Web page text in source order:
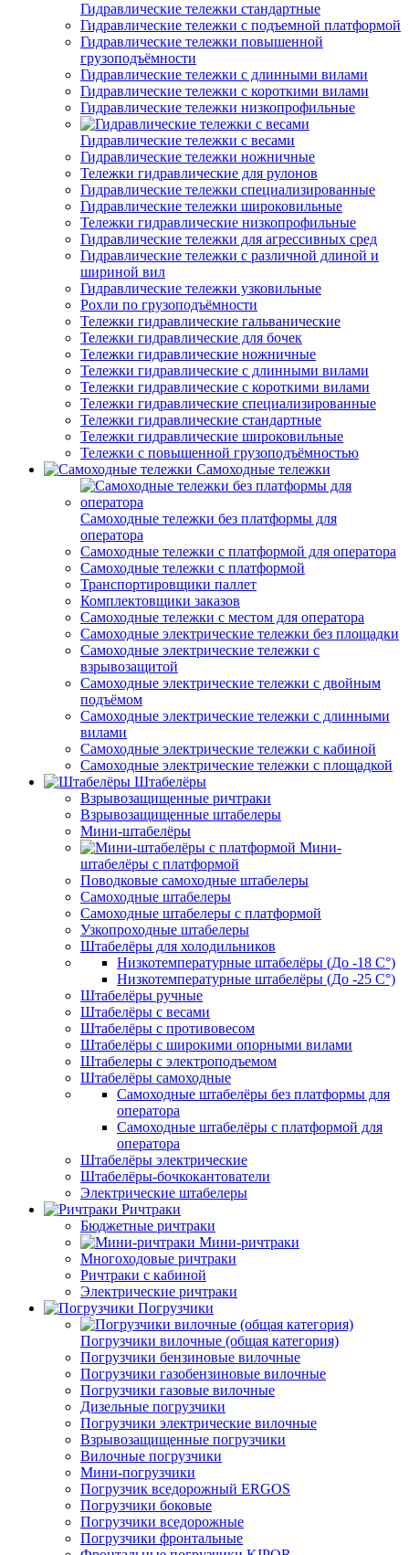
Гидравлические тележки стандартные
Гидравлические тележки с подъемной платформой
Гидравлические тележки повышенной
грузоподъёмности
Гидравлические тележки с длинными вилами
Гидравлические тележки с короткими вилами
Гидравлические тележки низкопрофильные
Гидравлические тележки с весами
Гидравлические тележки ножничные
Тележки гидравлические для рулонов
Гидравлические тележки специализированные
Гидравлические тележки широковильные
Тележки гидравлические низкопрофильные
Гидравлические тележки для агрессивных сред
Гидравлические тележки с различной длиной и
шириной вил
Гидравлические тележки узковильные
Рохли по грузоподъёмности
Тележки гидравлические гальванические
Тележки гидравлические для бочек
Тележки гидравлические ножничные
Тележки гидравлические с длинными вилами
Тележки гидравлические с короткими вилами
Тележки гидравлические специализированные
Тележки гидравлические стандартные
Тележки гидравлические широковильные
Тележки с повышенной грузоподъёмностью
Самоходные тележки
Самоходные тележки без платформы для
оператора
Самоходные тележки с платформой для оператора
Самоходные тележки с платформой
Транспортировщики паллет
Комплектовщики заказов
Самоходные тележки с местом для оператора
Самоходные электрические тележки без площадки
Самоходные электрические тележки с
взрывозащитой
Самоходные электрические тележки с двойным
подъёмом
Самоходные электрические тележки с длинными
вилами
Самоходные электрические тележки с кабиной
Самоходные электрические тележки с площадкой
Штабелёры
Взрывозащищенные ричтраки
Взрывозащищенные штабелеры
Мини-штабелёры
Мини-
штабелёры с платформой
Поводковые самоходные штабелеры
Самоходные штабелеры
Самоходные штабелеры с платформой
Узкопроходные штабелеры
Штабелёры для холодильников
Низкотемпературные штабелёры (До -18 C°)
Низкотемпературные штабелёры (До -25 C°)
Штабелёры ручные
Штабелёры с весами
Штабелёры с противовесом
Штабелёры с широкими опорными вилами
Штабелеры с электроподъемом
Штабелёры самоходные
Самоходные штабелёры без платформы для
оператора
Самоходные штабелёры с платформой для
оператора
Штабелёры электрические
Штабелёры-бочкокантователи
Электрические штабелеры
Ричтраки
Бюджетные ричтраки
Мини-ричтраки
Многоходовые ричтраки
Ричтраки с кабиной
Электрические ричтраки
Погрузчики
Погрузчики вилочные (общая категория)
Погрузчики бензиновые вилочные
Погрузчики газобензиновые вилочные
Погрузчики газовые вилочные
Дизельные погрузчики
Погрузчики электрические вилочные
Взрывозащищенные погрузчики
Вилочные погрузчики
Мини-погрузчики
Погрузчик вседорожный ERGOS
Погрузчики боковые
Погрузчики вседорожные
Погрузчики фронтальные